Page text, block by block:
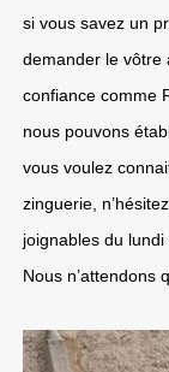
si vous savez un
demander le vôtre
confiance comme
nous pouvons
vous voulez
zinguerie,
joignables du
Nous n’attendons